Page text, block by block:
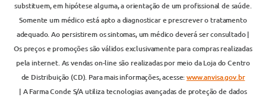
substituem, em hipótese alguma, a orientação de um profissional de saúde.
Somente um médico está apto a diagnosticar e prescrever o tratamento
adequado. Ao persistirem os sintomas, um médico deverá ser consultado |
Os preços e promoções são válidos exclusivamente para compras realizadas
pela internet. As vendas on-line são realizadas por meio da Loja do Centro
de Distribuição (CD). Para mais informações, acesse:www.anvisa.gov.br
| A Farma Conde S/A utiliza tecnologias avançadas de proteção de dados